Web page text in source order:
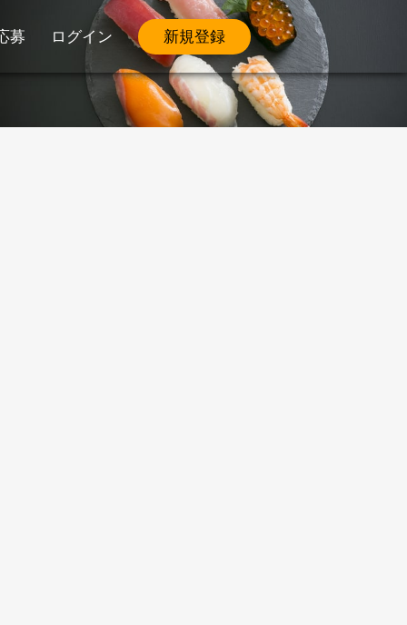
募 ログイン 新規登録